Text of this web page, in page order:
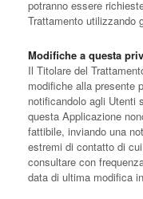
potranno essere
Trattamento utilizzando
Modifiche a questa
Il Titolare del
modifiche alla presente
notificandolo agli Utenti
questa Applicazione
fattibile, inviando una
estremi di contatto di
consultare con
data di ultima modifica